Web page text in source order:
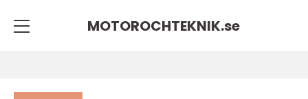
MOTOROCHTEKNIK.se